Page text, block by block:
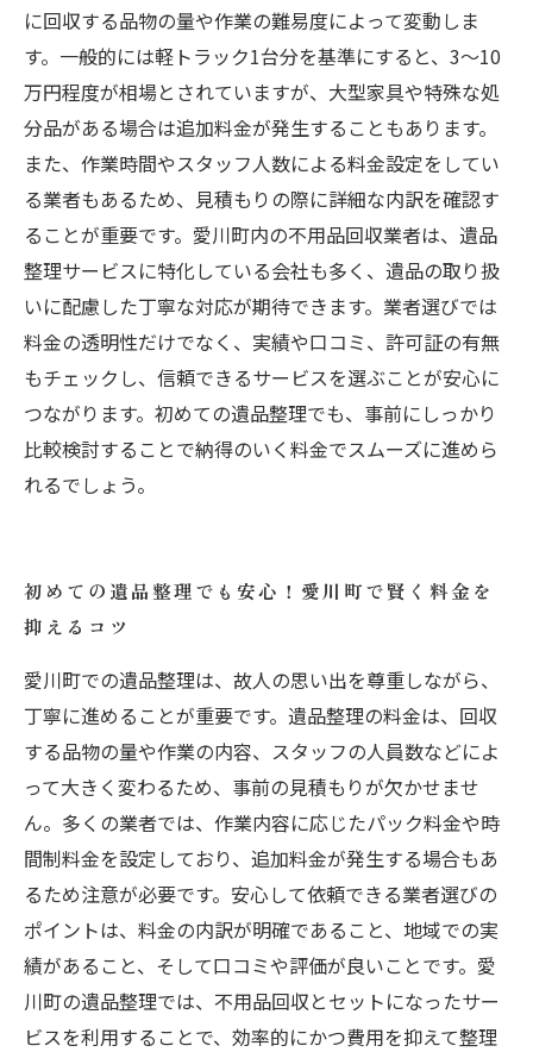
に回収する品物の量や作業の難易度によって変動しま
す。一般的には軽トラック1台分を基準にすると、3～10
万円程度が相場とされていますが、大型家具や特殊な処
分品がある場合は追加料金が発生することもあります。
また、作業時間やスタッフ人数による料金設定をしてい
る業者もあるため、見積もりの際に詳細な内訳を確認す
ることが重要です。愛川町内の不用品回収業者は、遺品
整理サービスに特化している会社も多く、遺品の取り扱
いに配慮した丁寧な対応が期待できます。業者選びでは
料金の透明性だけでなく、実績や口コミ、許可証の有無
もチェックし、信頼できるサービスを選ぶことが安心に
つながります。初めての遺品整理でも、事前にしっかり
比較検討することで納得のいく料金でスムーズに進めら
れるでしょう。
初めての遺品整理でも安心！愛川町で賢く料金を
抑えるコツ
愛川町での遺品整理は、故人の思い出を尊重しながら、
丁寧に進めることが重要です。遺品整理の料金は、回収
する品物の量や作業の内容、スタッフの人員数などによ
って大きく変わるため、事前の見積もりが欠かせませ
ん。多くの業者では、作業内容に応じたパック料金や時
間制料金を設定しており、追加料金が発生する場合もあ
るため注意が必要です。安心して依頼できる業者選びの
ポイントは、料金の内訳が明確であること、地域での実
績があること、そして口コミや評価が良いことです。愛
川町の遺品整理では、不用品回収とセットになったサー
ビスを利用することで、効率的にかつ費用を抑えて整理